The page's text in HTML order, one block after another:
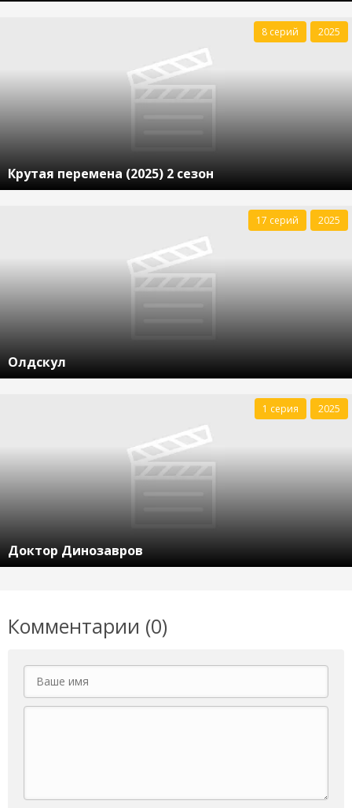
Крутая перемена (2025) 2 сезон
8 серий 2025
Олдскул
17 серий 2025
Доктор Динозавров
1 серия 2025
Комментарии (0)